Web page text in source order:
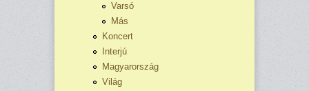
Varsó
Más
Koncert
Interjú
Magyarország
Világ